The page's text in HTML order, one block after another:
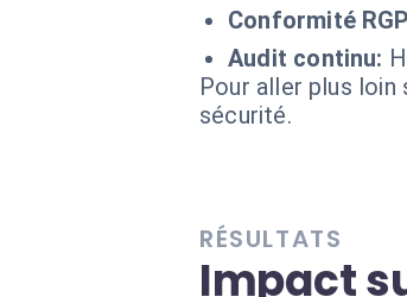
Conformité
Audit continu:
Pour aller plus
sécurité.
RÉSULTATS
Impact